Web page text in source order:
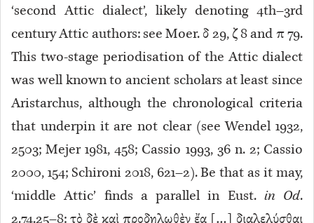
‘second Attic dialect’, likely denoting 4th–3rd
century Attic authors: see Moer. δ 29, ζ 8and π 79.
This two-stage periodisation of the Attic dialect
was well known to ancient scholars at least since
Aristarchus, although the chronological criteria
that underpin it are not clear (see Wendel 1932,
2503; Mejer 1981, 458; Cassio 1993, 36 n. 2; Cassio
2000, 154; Schironi 2018, 621–2). Be that as it may,
‘middle Attic’ finds a parallel in Eust. in Od.
2.74.25–8: τὸ δὲ καὶ προδηλωθὲν ἔα […] διαλελύσθαι